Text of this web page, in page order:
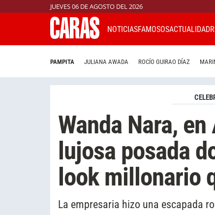
JUEVES 06 DE AGOSTO DEL 2026
NOTICIASFAMOSOSACTUALIDAD
PAMPITA JULIANA AWADA ROCÍO GUIRAO DÍAZ
Wanda Nara,
lujosa posada
look millonario
La empresaria hizo una escapada